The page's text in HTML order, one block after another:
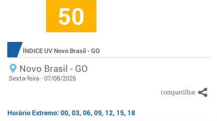
50
ÍNDICE UV Novo Brasil - GO
Novo Brasil - GO
Sexta-feira - 07/08/2026
Horário Extremo: 00, 03, 06, 09, 12, 15, 18